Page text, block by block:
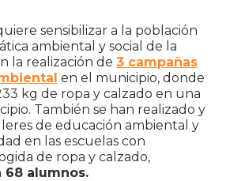
sensibilizar a la población
ambiental y social de la
la realización de 3 campañas
en el municipio, donde
kg de ropa y calzado en una
También se han realizado y
de educación ambiental y
en las escuelas con
de ropa y calzado,
68 alumnos.